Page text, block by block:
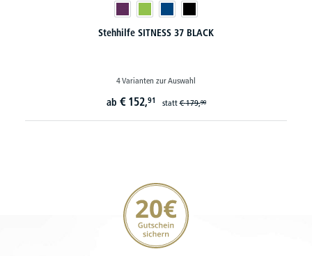
Stehhilfe SITNESS 37 BLACK
4 Varianten zur Auswahl
ab € 152,91 statt€ 179,90
20€ Gutschein sichern